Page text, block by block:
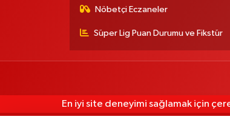
Nöbetçi Eczaneler
Süper Lig Puan Durumu ve Fikstür
En iyi site deneyimi sağlamak için